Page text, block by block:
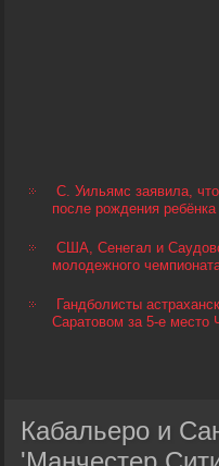
С. Уильямс заявила,
после рождения ребёнка
США, Сенегал и
молодежного
Гандболисты
Саратовом за 5-е место
Кабальеро и